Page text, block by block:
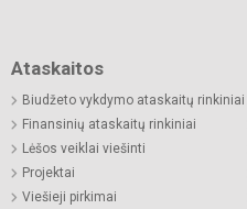
Ataskaitos
Biudžeto vykdymo ataskaitų rinkiniai
Finansinių ataskaitų rinkiniai
Lėšos veiklai viešinti
Projektai
Viešieji pirkimai